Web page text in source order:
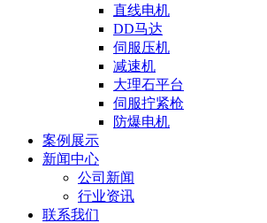
直线电机
DD马达
伺服压机
减速机
大理石平台
伺服拧紧枪
防爆电机
案例展示
新闻中心
公司新闻
行业资讯
联系我们